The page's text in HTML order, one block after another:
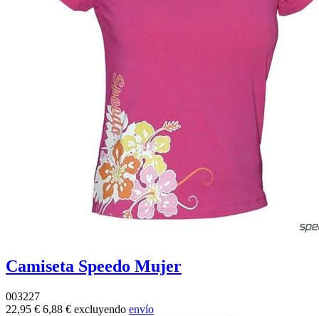
Camiseta Speedo Mujer
003227
22,95 € 6,88 € excluyendo envío